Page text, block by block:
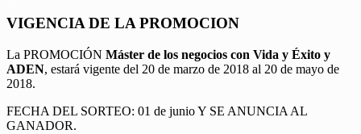
VIGENCIA DE LA PROMOCION
La PROMOCIÓN Máster de los negocios con Vida y Éxito y
ADEN, estará vigente del 20 de marzo de 2018 al 20 de mayo de
2018.
FECHA DEL SORTEO: 01 de junio Y SE ANUNCIA AL
GANADOR.